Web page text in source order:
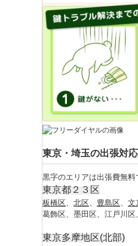
東京・埼玉の出張対
黒字のエリアは出張費無料
東京都２３区
板橋区、 北区、 豊島区、 文
葛飾区、 墨田区、 江戸川区
東京多摩地区(北部)